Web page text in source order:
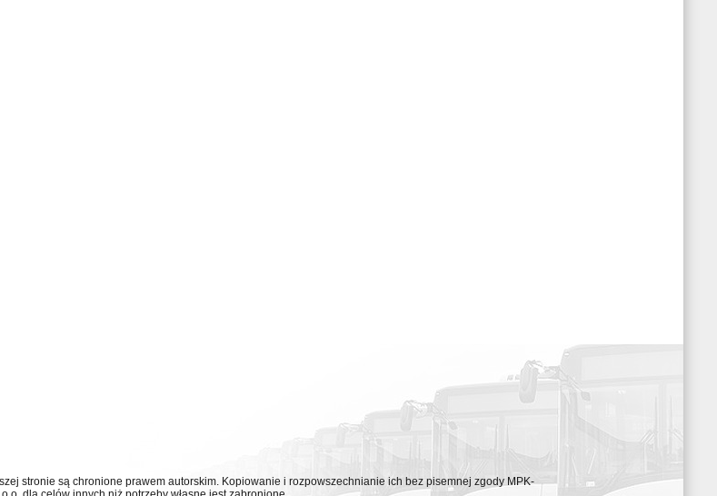
stronie są chronione prawem autorskim. Kopiowanie i rozpowszechnianie ich bez pisemnej zgody MPK-